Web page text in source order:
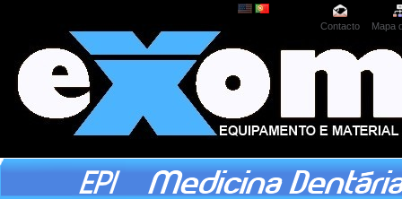
Contacto Mapa